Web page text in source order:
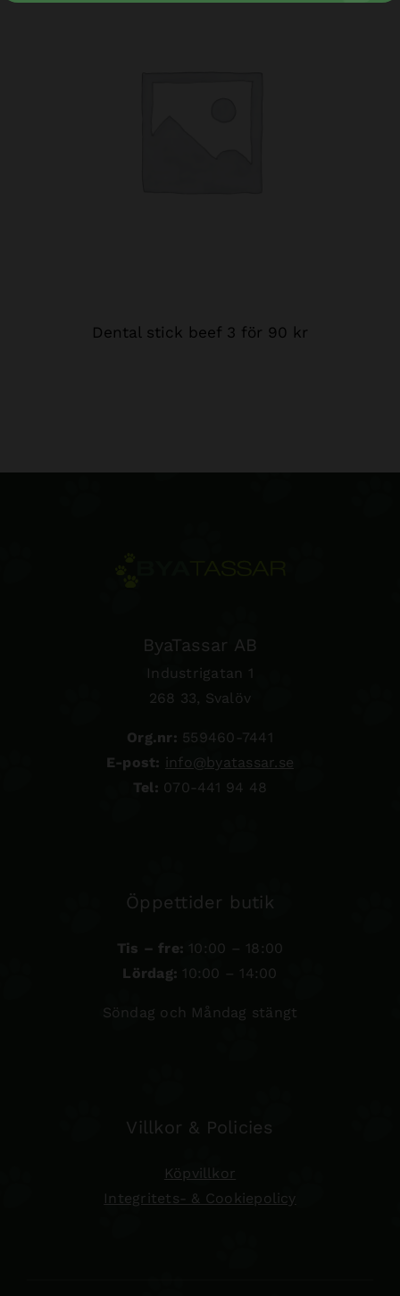
Dental stick beef 3 för 90 kr
ByaTassar AB
Industrigatan 1
268 33, Svalöv
Org.nr: 559460-7441
E-post: info@byatassar.se
Tel: 070-441 94 48
Öppettider butik
Tis – fre: 10:00 – 18:00
Lördag: 10:00 – 14:00
Söndag och Måndag stängt
Villkor & Policies
Köpvillkor
Integritets- & Cookiepolicy